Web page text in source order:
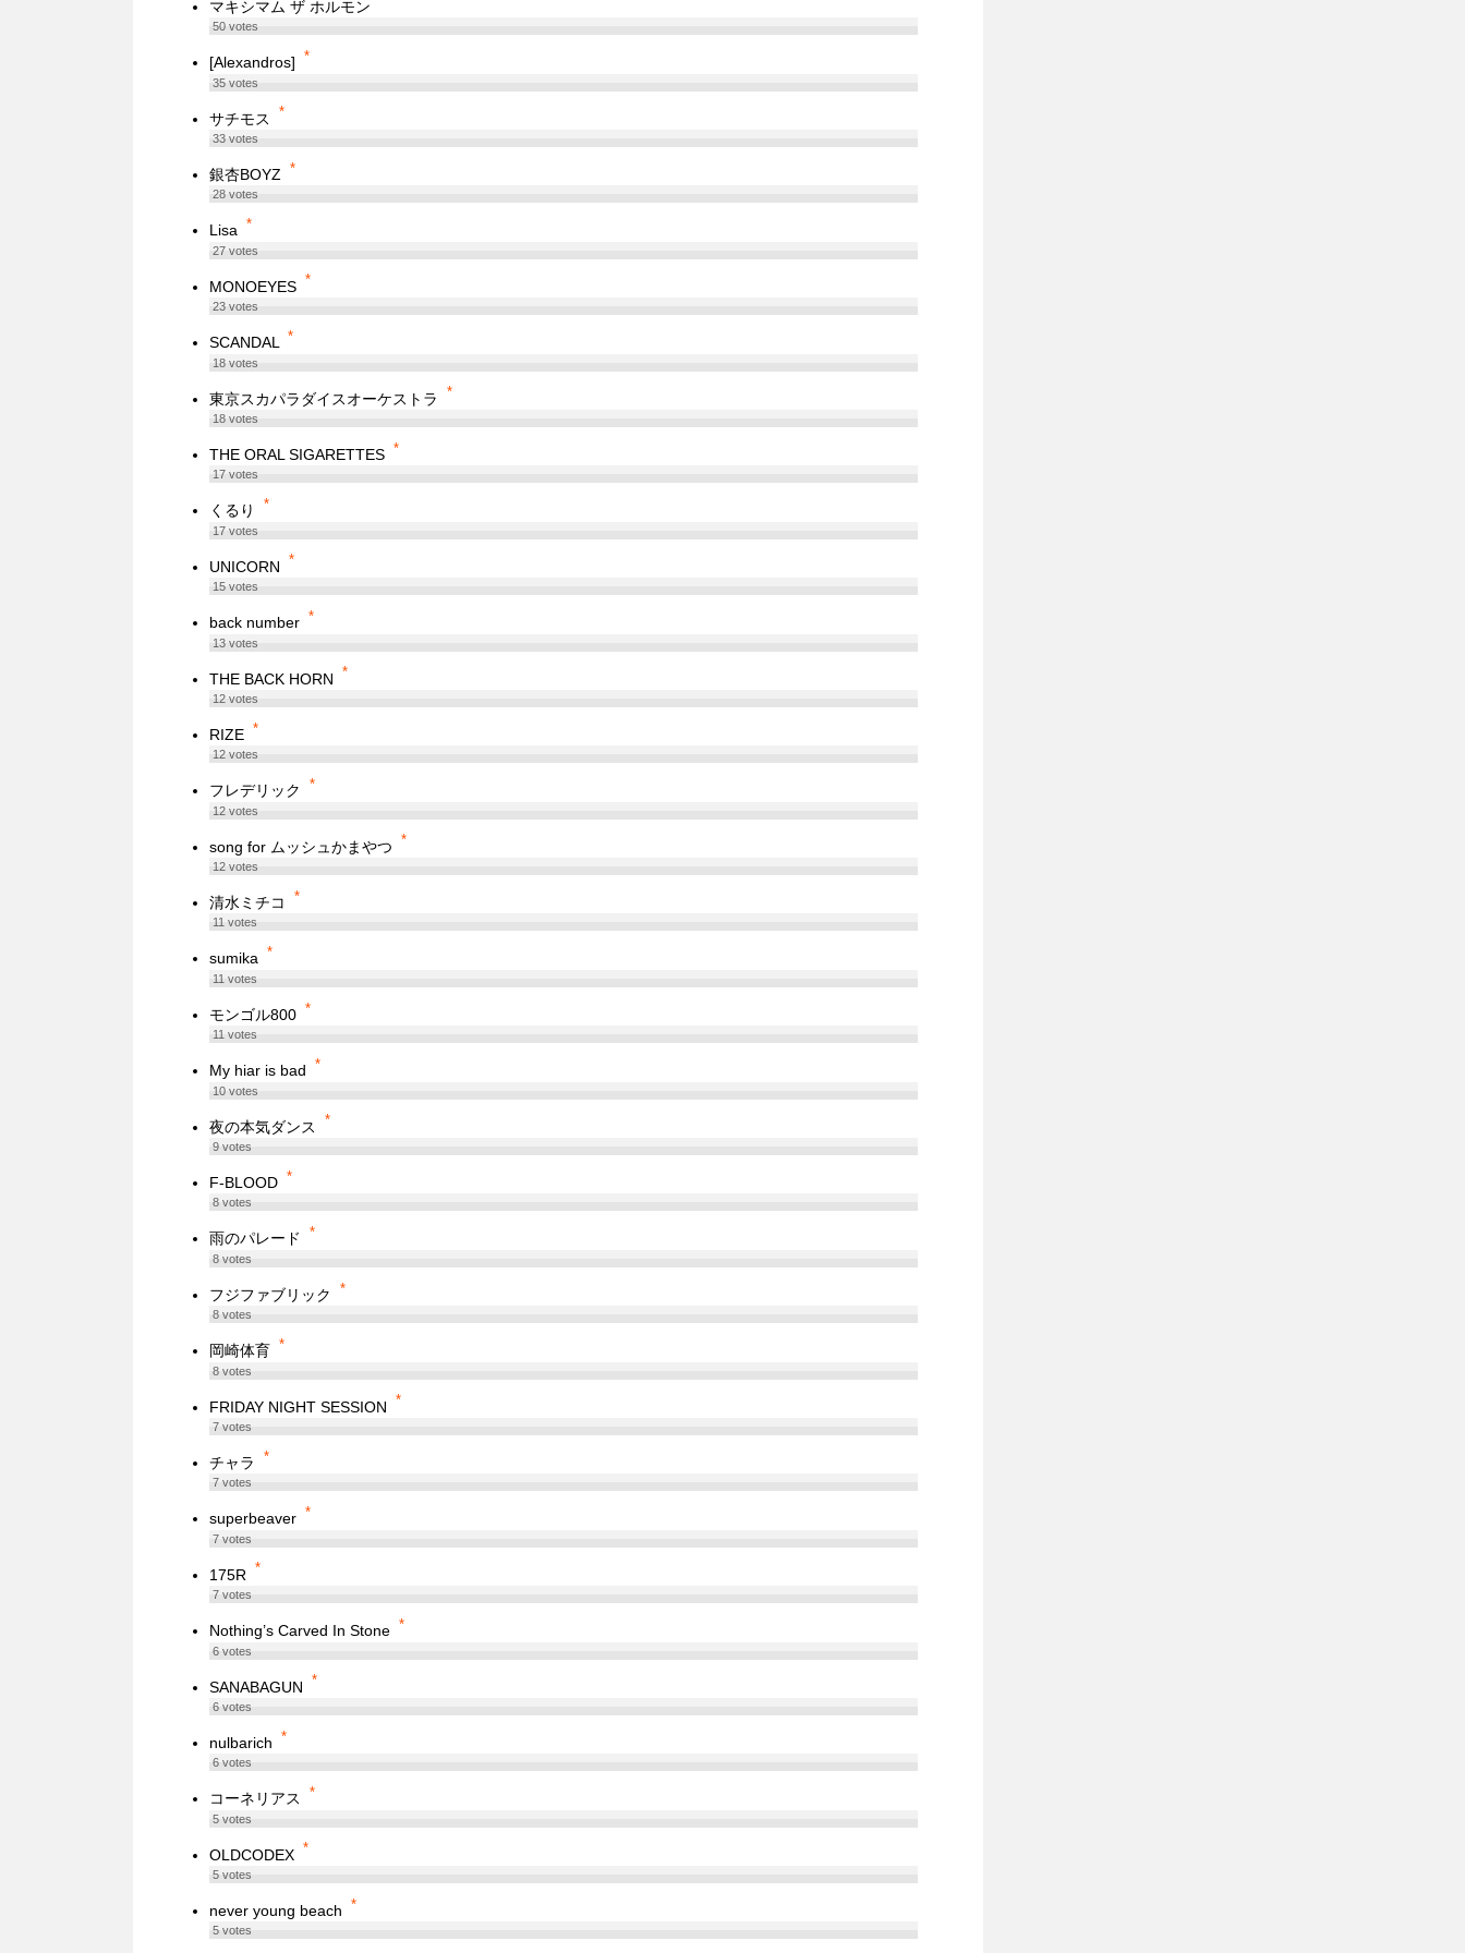
マキシマム ザ ホルモン
50votes
[Alexandros] *
35votes
サチモス *
33votes
銀杏BOYZ *
28votes
Lisa *
27votes
MONOEYES *
23votes
SCANDAL *
18votes
東京スカパラダイスオーケストラ *
18votes
THE ORAL SIGARETTES *
17votes
くるり *
17votes
UNICORN *
15votes
back number *
13votes
THE BACK HORN *
12votes
RIZE *
12votes
フレデリック *
12votes
song for ムッシュかまやつ *
12votes
清水ミチコ *
11votes
sumika *
11votes
モンゴル800 *
11votes
My hiar is bad *
10votes
夜の本気ダンス *
9votes
F-BLOOD *
8votes
雨のパレード *
8votes
フジファブリック *
8votes
岡崎体育 *
8votes
FRIDAY NIGHT SESSION *
7votes
チャラ *
7votes
superbeaver *
7votes
175R *
7votes
Nothing’s Carved In Stone *
6votes
SANABAGUN *
6votes
nulbarich *
6votes
コーネリアス *
5votes
OLDCODEX *
5votes
never young beach *
5votes